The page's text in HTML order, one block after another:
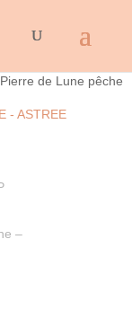
de Lune pêche